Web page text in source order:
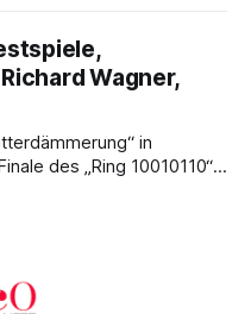
Elisabeth Teige und
der Höhepunkte der
Richard Wagner,
in
des „Ring 10010110“:
Die KI-geprägte